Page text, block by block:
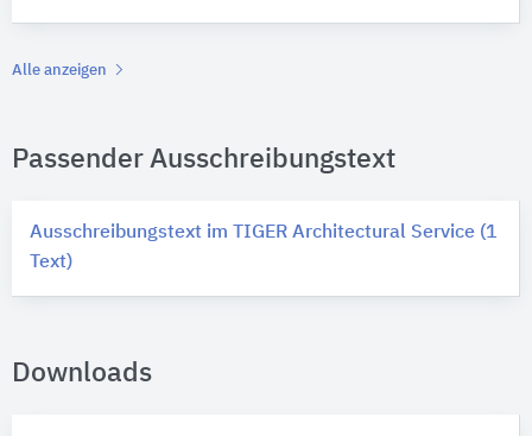
Alle anzeigen
Passender Ausschreibungstext
Ausschreibungstext im TIGER Architectural Service (1
Text)
Downloads